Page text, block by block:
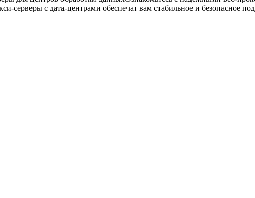
серверы с дата-центрами обеспечат вам стабильное и безопасное